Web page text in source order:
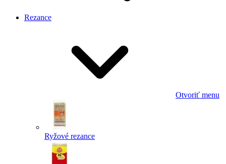
Rezance
Otvoriť menu
Ryžové rezance